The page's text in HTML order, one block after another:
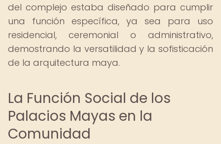
del complejo estaba diseñado para cumplir
una función específica, ya sea para uso
residencial, ceremonial o administrativo,
demostrando la versatilidad y la sofisticación
de la arquitectura maya.
La Función Social de los
Palacios Mayas en la
Comunidad